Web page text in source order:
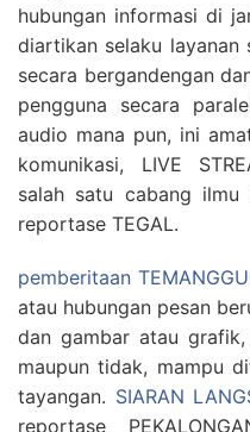
hubungan informasi di
diartikan selaku layanan
secara bergandengan
pengguna secara
audio mana pun, ini
komunikasi, LIVE
salah satu cabang ilmu
reportase TEGAL.
pemberitaan
atau hubungan pesan
dan gambar atau
maupun tidak, mampu
tayangan. SIARAN
reportase